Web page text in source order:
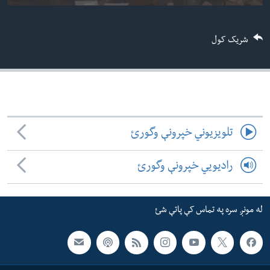
لټون
شریک کول
تلویزیوني خپرونې وگورئ
رادیویي خپرونې وگورئ
له مونږ سره په تماس کې پاتې شئ